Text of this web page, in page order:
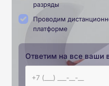
разряды
Проводим
платформе
Ответим на все ваши